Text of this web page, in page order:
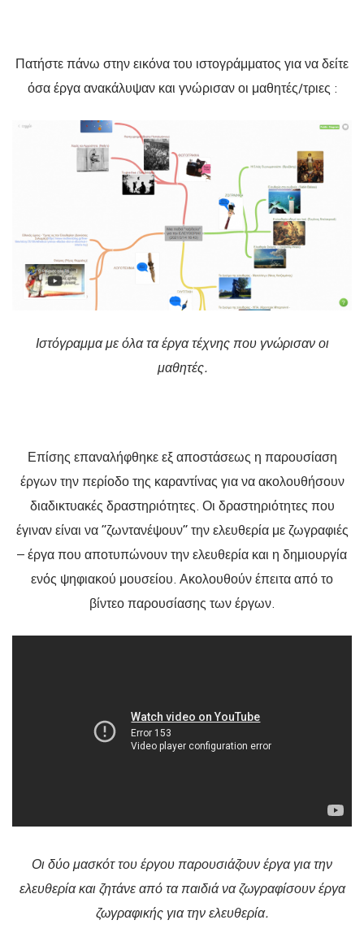
Πατήστε πάνω στην εικόνα του ιστογράμματος για να δείτε
όσα έργα ανακάλυψαν και γνώρισαν οι μαθητές/τριες :
Ιστόγραμμα με όλα τα έργα τέχνης που γνώρισαν οι
μαθητές.
Επίσης επαναλήφθηκε εξ αποστάσεως η παρουσίαση
έργων την περίοδο της καραντίνας για να ακολουθήσουν
διαδικτυακές δραστηριότητες. Οι δραστηριότητες που
έγιναν είναι να “ζωντανέψουν” την ελευθερία με ζωγραφιές
– έργα που αποτυπώνουν την ελευθερία και η δημιουργία
ενός ψηφιακού μουσείου. Ακολουθούν έπειτα από το
βίντεο παρουσίασης των έργων.
Οι δύο μασκότ του έργου παρουσιάζουν έργα για την
ελευθερία και ζητάνε από τα παιδιά να ζωγραφίσουν έργα
ζωγραφικής για την ελευθερία.